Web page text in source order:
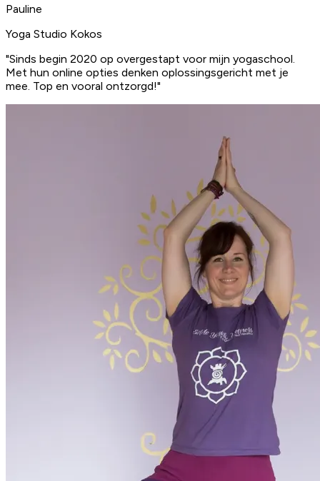
Pauline
Yoga Studio Kokos
"Sinds begin 2020 op overgestapt voor mijn yogaschool.
Met hun online opties denken oplossingsgericht met je
mee. Top en vooral ontzorgd!"